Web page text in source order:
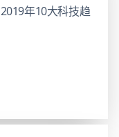
年10大科技趋